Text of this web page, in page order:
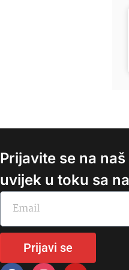
Prijavite se na
uvijek u toku sa
Prijavi se